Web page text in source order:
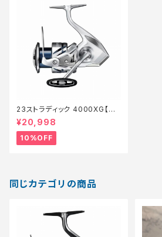
23ストラディック 4000XG【継
続セール_リール】【10】
¥20,998
10%OFF
同じカテゴリの商品